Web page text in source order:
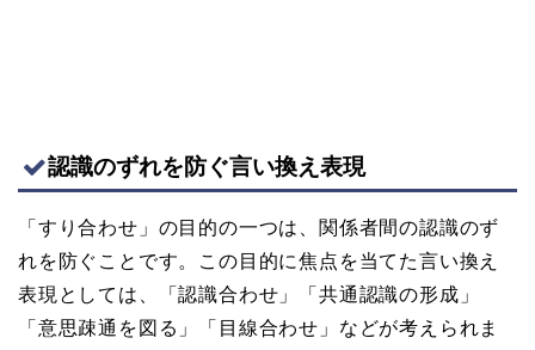
認識のずれを防ぐ言い換え表現
「すり合わせ」の目的の一つは、関係者間の認識のず
れを防ぐことです。この目的に焦点を当てた言い換え
表現としては、「認識合わせ」「共通認識の形成」
「意思疎通を図る」「目線合わせ」などが考えられま